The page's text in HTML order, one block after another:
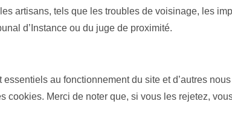
artisans, tels que les troubles de voisinage, les
d’Instance ou du juge de proximité.
au fonctionnement du site et d’autres
Merci de noter que, si vous les rejetez,